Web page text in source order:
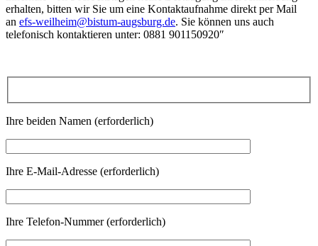
erhalten, bitten wir Sie um eine Kontaktaufnahme direkt per Mail
an efs-weilheim@bistum-augsburg.de. Sie können uns auch
telefonisch kontaktieren unter: 0881 901150920″
Ihre beiden Namen (erforderlich)
Ihre E-Mail-Adresse (erforderlich)
Ihre Telefon-Nummer (erforderlich)